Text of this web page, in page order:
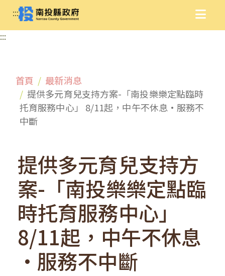
:::
:::
首頁
最新消息
提供多元育兒支持方案-「南投樂樂定點臨時
托育服務中心」 8/11起，中午不休息·服務不
中斷
提供多元育兒支持方
案-「南投樂樂定點臨
時托育服務中心」
8/11起，中午不休息
·服務不中斷